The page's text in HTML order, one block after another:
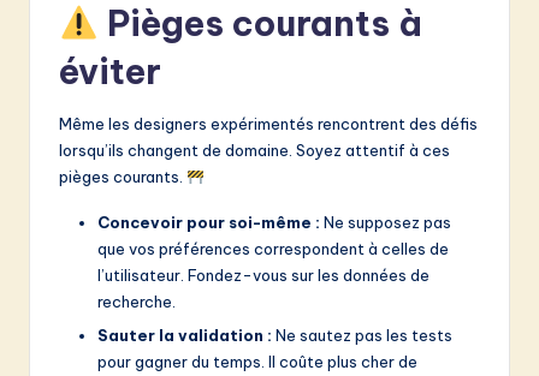
Pièges courants à
éviter
Même les designers expérimentés rencontrent des défis
lorsqu’ils changent de domaine. Soyez attentif à ces
pièges courants.
Concevoir pour soi-même : Ne supposez pas
que vos préférences correspondent à celles de
l’utilisateur. Fondez-vous sur les données de
recherche.
Sauter la validation : Ne sautez pas les tests
pour gagner du temps. Il coûte plus cher de